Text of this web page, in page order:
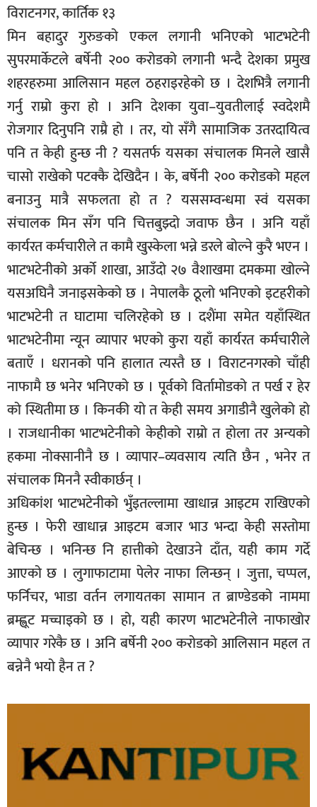
विराटनगर, कार्तिक १३
मिन बहादुर गुरुङको एकल लगानी भनिएको भाटभटेनी
सुपरमार्केटले बर्षेनी २०० करोडको लगानी भन्दै देशका प्रमुख
शहरहरुमा आलिसान महल ठहराइरहेको छ । देशभित्रै लगानी
गर्नु राम्रो कुरा हो । अनि देशका युवा–युवतीलाई स्वदेशमै
रोजगार दिनुपनि राम्रै हो । तर, यो सँगै सामाजिक उतरदायित्व
पनि त केही हुन्छ नी ? यसतर्फ यसका संचालक मिनले खासै
चासो राखेको पटक्कै देखिदैन । के, बर्षेनी २०० करोडको महल
बनाउनु मात्रै सफलता हो त ? यससम्वन्धमा स्वं यसका
संचालक मिन सँग पनि चित्तबुझ्दो जवाफ छैन । अनि यहाँ
कार्यरत कर्मचारीले त कामै खुस्केला भन्ने डरले बोल्ने कुरै भएन ।
भाटभटेनीको अर्को शाखा, आउँदो २७ वैशाखमा दमकमा खोल्ने
यसअघिनै जनाइसकेको छ । नेपालकै ठूलो भनिएको इटहरीको
भाटभटेनी त घाटामा चलिरहेको छ । दशैंमा समेत यहाँस्थित
भाटभटेनीमा न्यून व्यापार भएको कुरा यहाँ कार्यरत कर्मचारीले
बताएँ । धरानको पनि हालात त्यस्तै छ । विराटनगरको चाँही
नाफामै छ भनेर भनिएको छ । पूर्वको विर्तामोडको त पर्ख र हेर
को स्थितीमा छ । किनकी यो त केही समय अगाडीनै खुलेको हो
। राजधानीका भाटभटेनीको केहीको राम्रो त होला तर अन्यको
हकमा नोक्सानीनै छ । व्यापार–व्यवसाय त्यति छैन , भनेर त
संचालक मिननै स्वीकार्छन् ।
अधिकांश भाटभटेनीको भुँइतल्लामा खाधान्न आइटम राखिएको
हुन्छ । फेरी खाधान्न आइटम बजार भाउ भन्दा केही सस्तोमा
बेचिन्छ । भनिन्छ नि हात्तीको देखाउने दाँत, यही काम गर्दे
आएको छ । लुगाफाटामा पेलेर नाफा लिन्छन् । जुत्ता, चप्पल,
फर्निचर, भाडा वर्तन लगायतका सामान त ब्राण्डेडको नाममा
ब्रम्ह्लूट मच्चाइको छ । हो, यही कारण भाटभटेनीले नाफाखोर
व्यापार गरेकै छ । अनि बर्षेनी २०० करोडको आलिसान महल त
बन्नेनै भयो हैन त ?